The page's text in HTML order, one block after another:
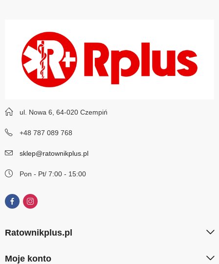
ul. Nowa 6, 64-020 Czempiń
+48 787 089 768
sklep@ratownikplus.pl
Pon - Pt/ 7:00 - 15:00
Ratownikplus.pl
Moje konto